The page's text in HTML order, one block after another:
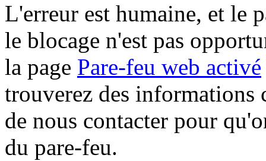
L'erreur est humaine, et le
le blocage n'est pas
la page Pare-feu web activé
trouverez des informations
de nous contacter pour
du pare-feu.